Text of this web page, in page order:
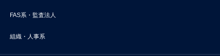
FAS系・監査法人
組織・人事系